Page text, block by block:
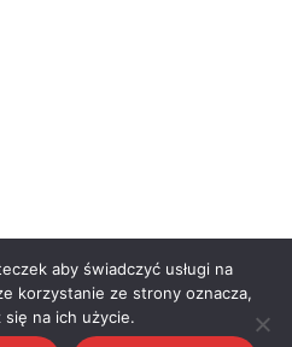
aby świadczyć usługi na
korzystanie ze strony oznacza,
się na ich użycie.